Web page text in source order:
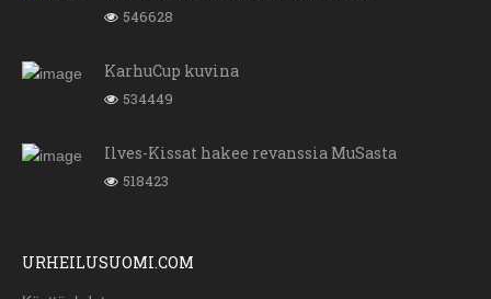
546628
KarhuCup kuvina
534449
Ilves-Kissat hakee revanssia MuSasta
518423
URHEILUSUOMI.COM